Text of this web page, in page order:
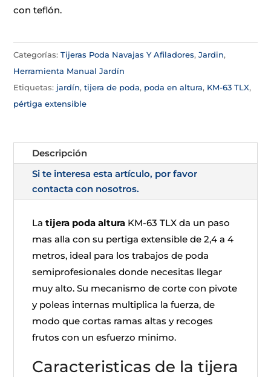
con teflón.
Categorías:Tijeras Poda Navajas Y Afiladores,Jardin,
Herramienta Manual Jardín
Etiquetas: jardín,tijera de poda, poda en altura, KM-63 TLX,
pértiga extensible
Descripción
Si te interesa esta artículo, por favor
contacta con nosotros.
Latijera poda altura KM-63 TLX da un paso
mas alla con su pertiga extensible de 2,4 a 4
metros, ideal para los trabajos de poda
semiprofesionales donde necesitas llegar
muy alto. Su mecanismo de corte con pivote
y poleas internas multiplica la fuerza, de
modo que cortas ramas altas y recoges
frutos con un esfuerzo minimo.
Caracteristicas de la tijera